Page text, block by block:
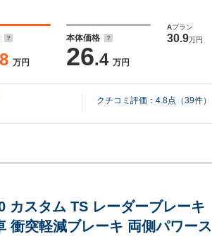
万円
本体価格
26.4 万円
Aプラン
30.9万円
クチコミ評価： 4.8点（39件）
カスタム TS レーダーブレーキ
衝突軽減ブレーキ 両側パワース